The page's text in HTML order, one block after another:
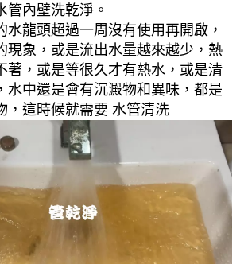
管內壁洗乾淨。
水龍頭超過一周沒有使用再開啟，
現象，或是流出水量越來越少，熱
著，或是等很久才有熱水，或是清
水中還是會有沉澱物和異味，都是
，這時候就需要 水管清洗